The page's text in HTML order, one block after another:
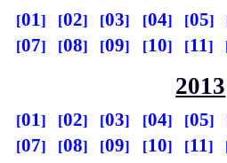
01 02 03 04 05
07
08 09 10 11
2013
01 02 03 04 05
07
08 09 10 11